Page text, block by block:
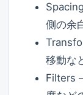
側の余
移動な
Filters